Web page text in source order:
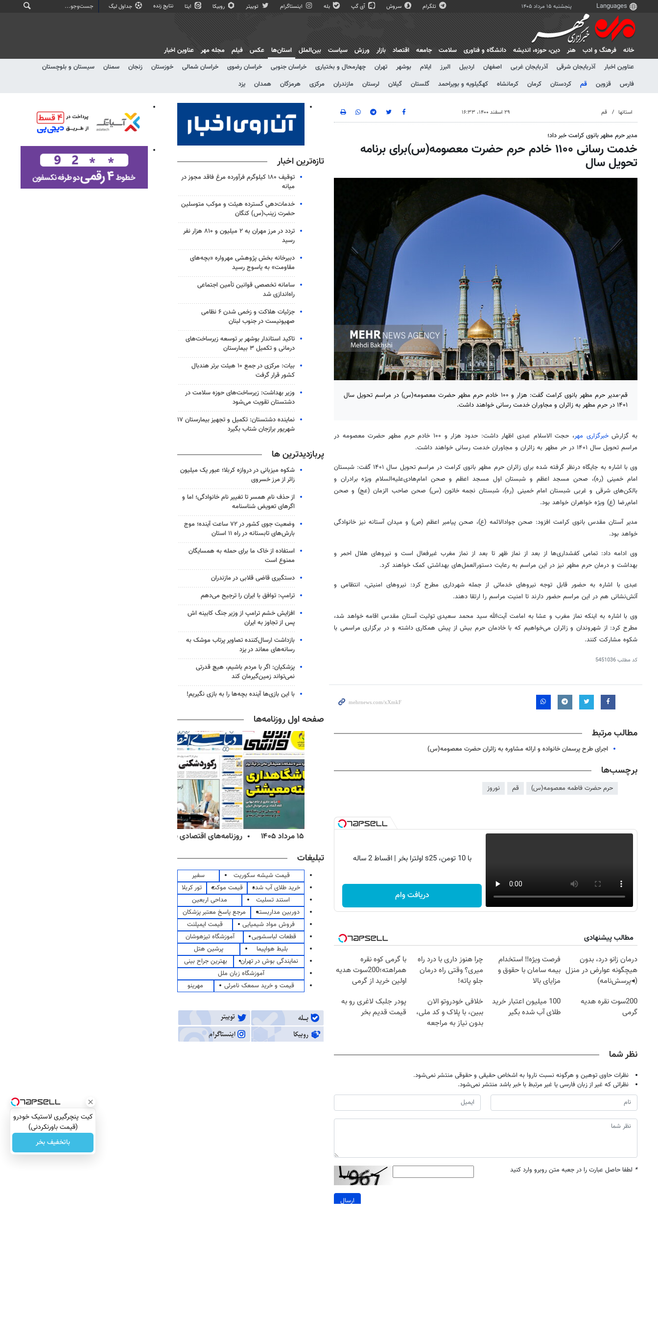
پنجشنبه ۱۵ مرداد ۱۴۰۵ تلگرام سروش آی گپ بله اینستاگرام توییتر روبیکا ایتا نتایج زنده جداول لیگ
خانه فرهنگ و ادب هنر دين، حوزه، انديشه دانشگاه و فناوری سلامت جامعه اقتصاد بازار ورزش سیاست بین‌الملل
استان‌ها
عناوین اخبار
آذربایجان شرقی آذربایجان غربی اصفهان اردبیل البرز ایلام بوشهر تهران چهارمحال و بختیاری خراسان جنوبی خراسان رضوی خراسان شمالی خوزستان زنجان سمنان
سیستان و بلوچستان
فارس
قزوین قم کردستان کرمان کرمانشاه کهگیلویه و بویراحمد گلستان گیلان لرستان مازندران مرکزی هرمزگان همدان یزد
عکس فیلم مجله مهر عناوین اخبار
استانها قم ۲۹ اسفند ۱۴۰۰، ۱۶:۳۳
مدیر حرم مطهر بانوی کرامت خبر داد؛
خدمت رسانی ۱۱۰۰ خادم حرم حضرت معصومه(س)برای برنامه
تحویل سال
قم-مدیر حرم مطهر بانوی کرامت گفت: هزار و ۱۰۰ خادم حرم مطهر حضرت معصومه(س) در مراسم تحویل سال
۱۴۰۱ در حرم مطهر به زائران و مجاوران خدمت رسانی خواهند داشت.
به گزارشخبرگزاری مهر
، حجت الاسلام عبدی اظهار داشت: حدود هزار و ۱۰۰ خادم حرم مطهر حضرت معصومه در
مراسم تحویل سال ۱۴۰۱ در حر مطهر به زائران و مجاوران خدمت رسانی خواهند داشت.
وی با اشاره به جایگاه درنظر
گرفته شده برای زائران حرم مطهر بانوی کرامت در مراسم تحویل سال ۱۴۰۱ گفت: شبستان
امام خمینی (ره)، صحن مسجد اعظم و شبستان اول مسجد اعظم و صحن امام‌هادی‌علیه‌السلام ویژه برادران و
بالکن‌های شرقی و غربی شبستان امام خمینی (ره)، شبستان نجمه خاتون (س) صحن صاحب الزمان(عج) و صحن
امام‌رضا (ع) ویژه خواهران خواهد بود.
مدیر آستان مقدس بانوی کرامت افزود: صحن جوادالائمه (ع)، صحن پیامبر اعظم (ص)و میدان آستانه نیز خانوادگی
خواهد بود.
وی ادامه داد: تمامی کفشداری‌ها از بعد از نماز ظهر تا بعد از نماز مغرب غیرفعال است و نیروهای هلال احمر و
بهداشت و درمان حرم مطهر نیز در این مراسم به رعایت دستورالعمل‌های بهداشتی کمک خواهند کرد.
عبدی با اشاره به حضور قابل توجه نیروهای خدماتی از جمله شهرداری مطرح کرد: نیروهای امنیتی، انتظامی و
آتش‌نشانی هم در این مراسم حضور دارند تا امنیت مراسم را ارتقا دهند.
وی با اشاره به اینکه نماز مغرب و عشا به امامت آیت‌الله سید محمد سعیدی تولیت آستان مقدس اقامه خواهد شد،
مطرح کرد: از شهروندان و زائران می‌خواهیم که با خادمان حرم بیش از پیش همکاری داشته و در برگزاری مراسمی با
شکوه مشارکت کنند.
کد مطلب5451036
مطالب مرتبط
اجرای طرح پرسمان خانواده و ارائه مشاوره به زائران حضرت معصومه(س)
برچسب‌ها
حرم حضرت فاطمه معصومه(س) قم نوروز
با 10 تومن، s25 اولترا بخر | اقساط 2 ساله
دریافت وام
مطالب پیشنهادی
درمان زانو درد، بدون
هیچگونه عوارض در منزل
(◂پرسش‌نامه)
فرصت ویژه‼️ استخدام
بیمه سامان با حقوق و
مزایای بالا
چرا هنوز داری با درد راه
میری؟ وقتی راه درمان
جلو پاته!
با گرمی کوه نقره
همراهته؛200سوت هدیه
اولین خرید از گرمی
200سوت نقره هدیه
گرمی
100 میلیون اعتبار خرید
طلای آب شده بگیر
خلافی خودروتو الان
ببین، با پلاک و کد ملی،
بدون نیاز به مراجعه
پودر جلبک لاغری رو به
قیمت قدیم بخر
نظر شما
نظرات حاوی توهین و هرگونه نسبت ناروا به اشخاص حقیقی و حقوقی منتشر نمی‌شود.
نظراتی که غیر از زبان فارسی یا غیر مرتبط با خبر باشد منتشر نمی‌شود.
* لطفا حاصل عبارت را در جعبه متن روبرو وارد کنید
ارسال
تازه‌ترین اخبار
توقیف ۱۸۰ کیلوگرم فرآورده مرغ فاقد مجوز در
میانه
خدمات‌دهی گسترده هیئت و موکب متوسلین
حضرت زینب(س) کنگان
تردد در مرز مهران به ۲ میلیون و ۸۱۰ هزار نفر
رسید
دبیرخانه بخش پژوهشی مهرواره «بچه‌های
مقاومت» به یاسوج رسید
سامانه تخصصی قوانین تأمین اجتماعی
راه‌اندازی شد
جزئیات هلاکت و زخمی شدن ۶ نظامی
صهیونیست در جنوب لبنان
تاکید استاندار بوشهر بر توسعه زیرساخت‌های
درمانی و تکمیل ۳ بیمارستان
بیات: مرکزی در جمع ۱۰ هیئت برتر هندبال
کشور قرار گرفت
وزیر بهداشت: زیرساخت‌های حوزه سلامت در
دشتستان تقویت می‌شود
نماینده دشتستان: تکمیل و تجهیز بیمارستان ۱۷
شهریور برازجان شتاب بگیرد
پربازدیدترین ها
شکوه میزبانی در دروازه کربلا؛ عبور یک میلیون
زائر از مرز خسروی
از حذف نام همسر تا تغییر نام خانوادگی؛ اما و
اگرهای تعویض شناسنامه
وضعیت جوی کشور در ۷۲ ساعت آینده؛ موج
بارش‌های تابستانه در راه ۱۱ استان
استفاده از خاک ما برای حمله به همسایگان
ممنوع است
دستگیری قاضی قلابی در مازندران
ترامپ: توافق با ایران را ترجیح می‌دهم
افزایش خشم ترامپ از وزیر جنگ کابینه اش
پس از تجاوز به ایران
بازداشت ارسال‌کننده تصاویر پرتاب موشک به
رسانه‌های معاند در یزد
پزشکیان: اگر با مردم باشیم، هیچ قدرتی
نمی‌تواند زمین‌گیرمان کند
با این بازی‌ها آینده بچه‌ها را به بازی نگیریم!
صفحه اول روزنامه‌ها
روزنامه‌های اقتصادی چهارشنبه ۱۴ مرداد ۱۴۰۵ روزنامه‌های اقتصادی پنج‌شنبه ۱۵ مرداد ۱۴۰۵
تبلیغات
قیمت شیشه سکوریت
سفیر
خرید طلای آب شده
قیمت موکت
تور کربلا
استند تسلیت
مداحی اربعین
دوربین مداربسته
مرجع پاسخ معتبر پزشکان
فروش مواد شیمیایی
قیمت ایمپلنت
قطعات لباسشویی
آموزشگاه تیزهوشان
بلیط هواپیما
پرشین هتل
نمایندگی بوش در تهران
بهترین جراح بینی
آموزشگاه زبان ملل
قیمت و خرید سمعک نامرئی
مهرینو
کیت پنچرگیری لاستیک خودرو
(قیمت باورنکردنی)
باتخفیف بخر